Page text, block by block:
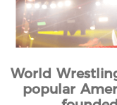
World
popular